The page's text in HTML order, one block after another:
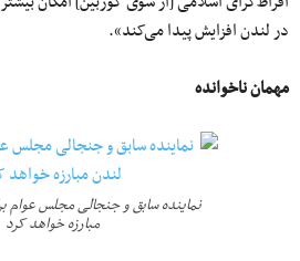
در لندن افزایش پیدا می‌کند».
مهمان ناخوانده
نماینده سابق و جنجالی مجلس عوام
مبارزه خواهد کرد